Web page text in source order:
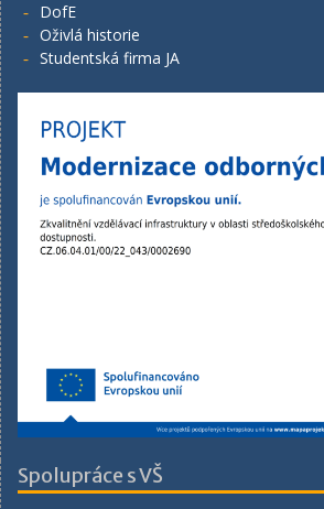
DofE
Oživlá historie
Studentská firma JA
Spolupráce s VŠ